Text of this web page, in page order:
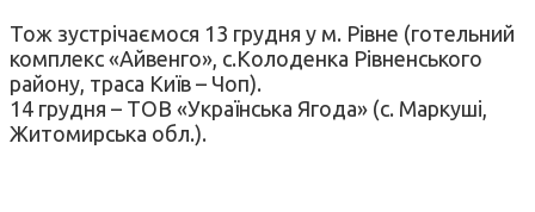
Тож зустрічаємося 13 грудня у м. Рівне (готельний
комплекс «Айвенго», с.Колоденка Рівненського
району, траса Київ – Чоп).
14 грудня – ТОВ «Українська Ягода» (с. Маркуші,
Житомирська обл.).